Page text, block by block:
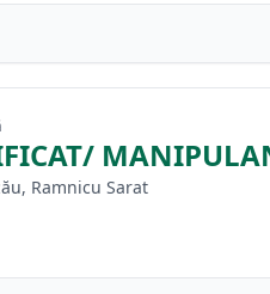
Ramnicu Sarat